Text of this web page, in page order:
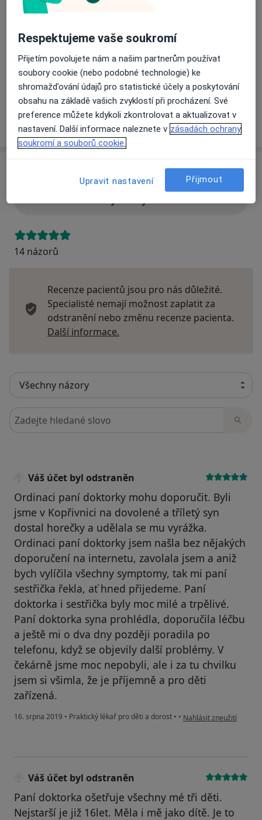
Dostupnost
Na této adrese online kalendář není aktivní
Způsoby platby (soukromé návštěvy)
Na teto adrese lékař přijímá pacienty na pojišťovnu
Detaily
Víceo adrese
Přidejte svůj názor
14 názorů
Recenze pacientů jsou pro nás důležité.
Specialisté nemají možnost zaplatit za
odstranění nebo změnu recenze pacienta.
Další informace.
Hledejte v názorech
Váš účet byl odstraněn
Ordinaci paní doktorky mohu doporučit. Byli
jsme v Kopřivnici na dovolené a tříletý syn
dostal horečky a udělala se mu vyrážka.
Ordinaci paní doktorky jsem našla bez nějakých
doporučení na internetu, zavolala jsem a aniž
bych vylíčila všechny symptomy, tak mi paní
sestřička řekla, ať hned přijedeme. Paní
doktorka i sestřička byly moc milé a trpělivé.
Paní doktorka syna prohlédla, doporučila léčbu
a ještě mi o dva dny později poradila po
telefonu, když se objevily další problémy. V
čekárně jsme moc nepobyli, ale i za tu chvilku
jsem si všimla, že je příjemně a pro děti
zařízená.
16. srpna 2019 • Praktický lékař pro děti a dorost • • podle názoru uživatele
Nahlásit zneužití
Váš účet byl odstraněn
Paní doktorka ošetřuje všechny mé tři děti.
Nejstarší je již 16let. Měla i mě jako dítě. Je to
Respektujeme vaše soukromí
Přijetím povolujete nám a našim partnerům používat
soubory cookie (nebo podobné technologie) ke
shromažďování údajů pro statistické účely a poskytování
obsahu na základě vašich zvyklostí při procházení. Své
preference můžete kdykoli zkontrolovat a aktualizovat v
nastavení. Další informace naleznete v zásadách ochrany
soukromí a souborů cookie.
Upravit nastavení Přijmout